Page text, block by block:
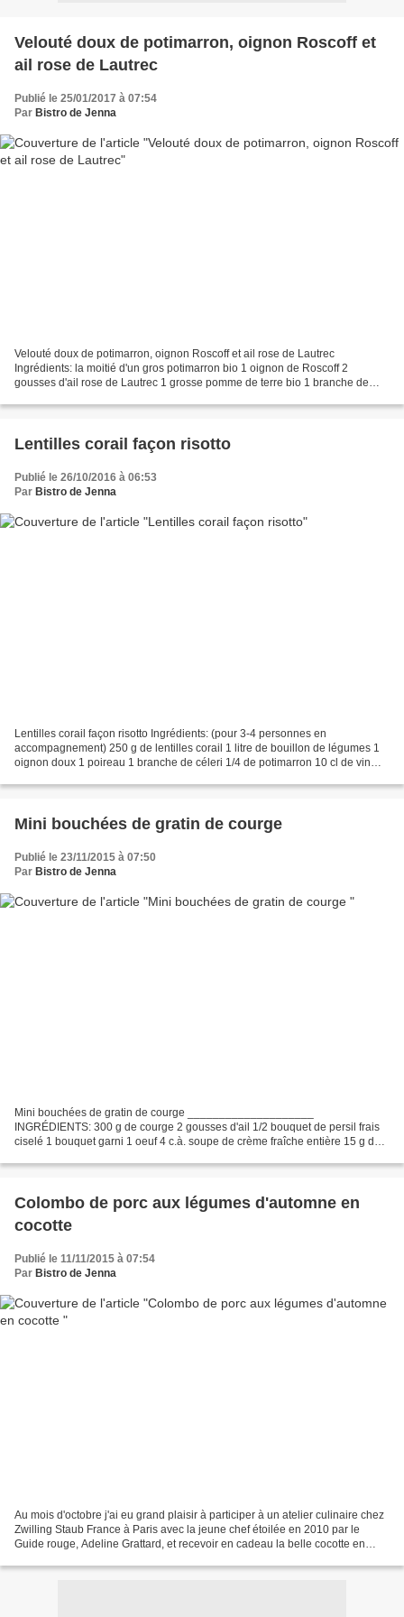
Velouté doux de potimarron, oignon Roscoff et
ail rose de Lautrec
Publié le 25/01/2017 à 07:54
Par Bistro de Jenna
Velouté doux de potimarron, oignon Roscoff et ail rose de Lautrec
Ingrédients: la moitié d'un gros potimarron bio 1 oignon de Roscoff 2
gousses d'ail rose de Lautrec 1 grosse pomme de terre bio 1 branche de
Lentilles corail façon risotto
Publié le 26/10/2016 à 06:53
Par Bistro de Jenna
Lentilles corail façon risotto Ingrédients: (pour 3-4 personnes en
accompagnement) 250 g de lentilles corail 1 litre de bouillon de légumes 1
oignon doux 1 poireau 1 branche de céleri 1/4 de potimarron 10 cl de vin
Mini bouchées de gratin de courge
Publié le 23/11/2015 à 07:50
Par Bistro de Jenna
Mini bouchées de gratin de courge ____________________
INGRÉDIENTS: 300 g de courge 2 gousses d'ail 1/2 bouquet de persil frais
ciselé 1 bouquet garni 1 oeuf 4 c.à. soupe de crème fraîche entière 15 g de
Colombo de porc aux légumes d'automne en
cocotte
Publié le 11/11/2015 à 07:54
Par Bistro de Jenna
Au mois d'octobre j'ai eu grand plaisir à participer à un atelier culinaire chez
Zwilling Staub France à Paris avec la jeune chef étoilée en 2010 par le
Guide rouge, Adeline Grattard, et recevoir en cadeau la belle cocotte en